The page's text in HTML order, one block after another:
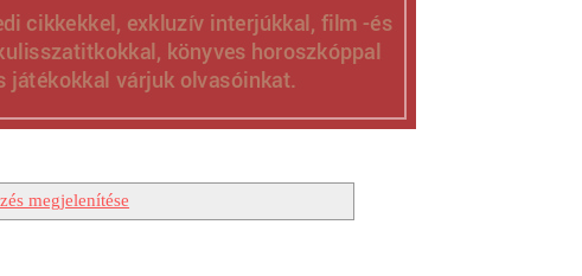
megjelenítése